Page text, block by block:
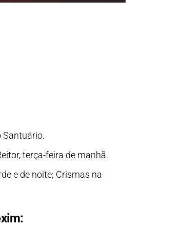
Santuário.
terça-feira de manhã.
e de noite; Crismas na